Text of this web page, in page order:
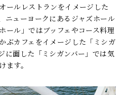
ールレストランをイメージした
ニューヨークにあるジャズホール
ール」ではブッフェやコース料理
ぶカフェをイメージした「ミシガ
に面した「ミシガンバー」では気
ます。